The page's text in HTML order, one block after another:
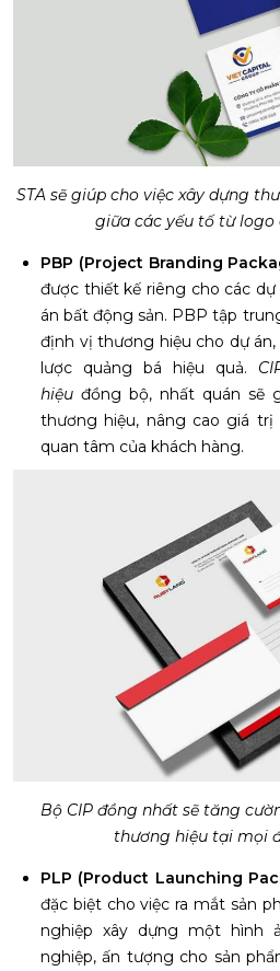
STA sẽ giúp cho việc xây dựng
giữa các yếu tố từ logo
PBP (Project Branding
được thiết kế riêng cho các
án bất động sản. PBP tập
định vị thương hiệu cho dự
lược quảng bá hiệu quả.
hiệu đồng bộ, nhất quán sẽ
thương hiệu, nâng cao giá
quan tâm của khách hàng.
Bộ CIP đồng nhất sẽ tăng
thương hiệu tại mọi
PLP (Product Launching
đặc biệt cho việc ra mắt sản
nghiệp xây dựng một hình
nghiệp, ấn tượng cho sản